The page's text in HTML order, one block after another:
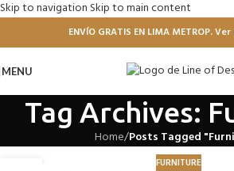
Skip to navigation Skip to main content
ENVÍO GRATIS EN LIMA METROP.
MENU
Tag Archives:
Home/Posts Tagged
FURNITURE